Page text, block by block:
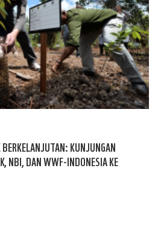
KUNJUNGAN
NBI, DAN WWF-INDONESIA KE